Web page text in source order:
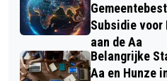
Subsidie
aan de Aa
Belangrijke
Aa en Hunze